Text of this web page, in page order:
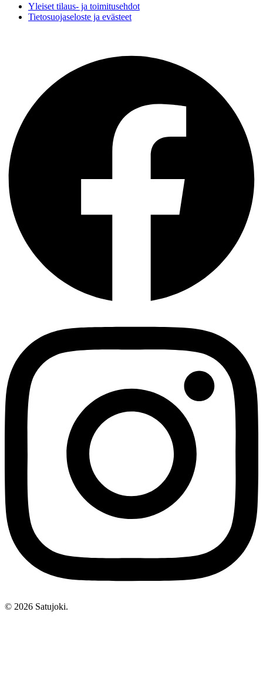
Yleiset tilaus- ja toimitusehdot
Tietosuojaseloste ja evästeet
© 2026 Satujoki.